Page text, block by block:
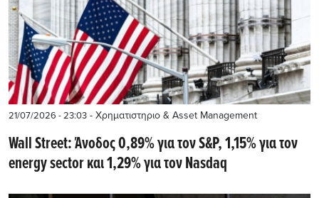
21/07/2026 - 23:03 - Χρηματιστηριο & Asset Management
Wall Street: Άνοδος 0,89% για τον S&P, 1,15% για τον
energy sector και 1,29% για τον Nasdaq